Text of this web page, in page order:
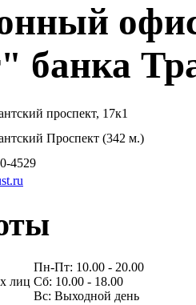
банка
проспект, 17к1
Проспект (342 м.)
4529
лиц
Пн-Пт: 10.00 - 20.00
Сб: 10.00 - 18.00
Вс: Выходной день